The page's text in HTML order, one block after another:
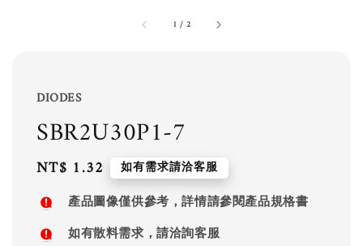
1 / 2
DIODES
SBR2U30P1-7
Regular
price
NT$ 1.32 如有需求請洽客服
產品圖像僅供參考，詳情請參閱產品規格書
如有散料需求，請洽詢客服